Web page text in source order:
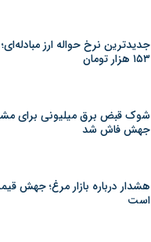
جدیدترین نرخ حواله ارز مبادله‌ای؛
۱۵۳ هزار تومان
شوک قبض برق میلیونی برای
جهش فاش شد
هشدار درباره بازار مرغ؛ جهش
است